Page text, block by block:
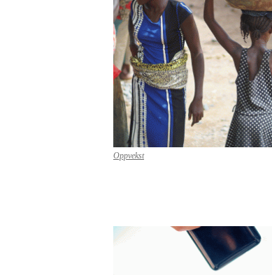
Oppvekst